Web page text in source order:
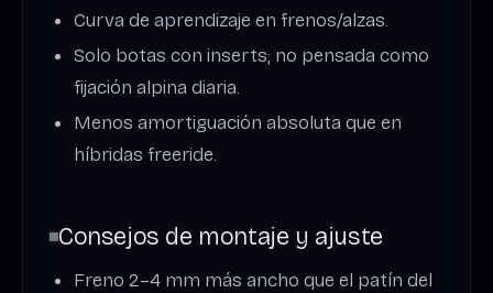
Curva de aprendizaje en frenos/alzas.
Solo botas con inserts; no pensada como
fijación alpina diaria.
Menos amortiguación absoluta que en
híbridas freeride.
Consejos de montaje y ajuste
Freno 2–4 mm más ancho que el patín del